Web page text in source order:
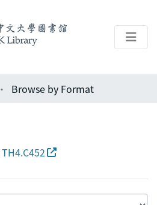
Browse by Format
TH4.C452